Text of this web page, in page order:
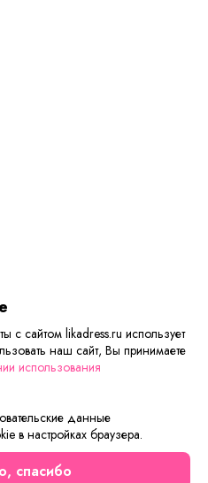
Dress –
уборы
удобные теплые шапки
и «ушанки».
единым универсальным
практичный и
оформления:
камуфляж «цифра».
с сайтом likadress.ru использует
наш сайт, Вы принимаете
использования
данные
в настройках браузера.
спасибо